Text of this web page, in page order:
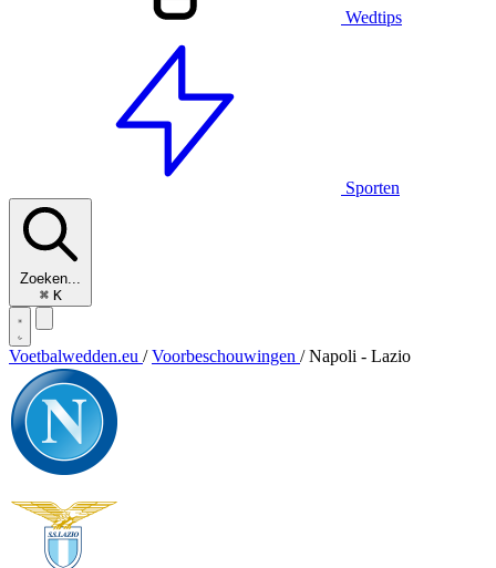
Wedtips
Sporten
Zoeken...
⌘ K
Voetbalwedden.eu / Voorbeschouwingen / Napoli - Lazio